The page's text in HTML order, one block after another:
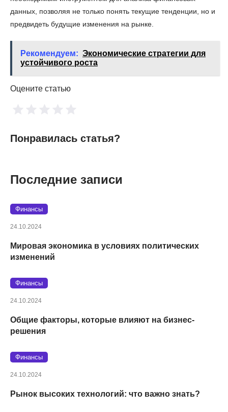
данных, позволяя не только понять текущие тенденции, но и
предвидеть будущие изменения на рынке.
Рекомендуем: Экономические стратегии для
устойчивого роста
Оцените статью
Понравилась статья?
Последние записи
Финансы
24.10.2024
Мировая экономика в условиях политических
изменений
Финансы
24.10.2024
Общие факторы, которые влияют на бизнес-
решения
Финансы
24.10.2024
Рынок высоких технологий: что важно знать?